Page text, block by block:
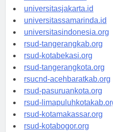
universitassalor.id
universitasjakarta.id
universitassamarinda.id
universitasindonesia.org
rsud-tangerangkab.org
rsud-kotabekasi.org
rsud-tangerangkota.org
rsucnd-acehbaratkab.org
rsud-pasuruankota.org
rsud-limapuluhkotakab.org
rsud-kotamakassar.org